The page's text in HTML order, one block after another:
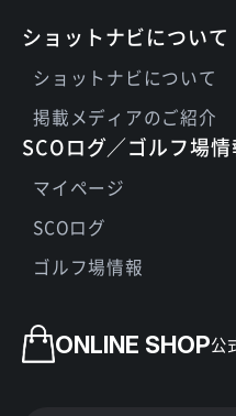
ONLINE SHOP公
ショットナビについて
ショットナビについて
掲載メディアのご紹介
SCOログ／ゴルフ場情
マイページ
SCOログ
ゴルフ場情報